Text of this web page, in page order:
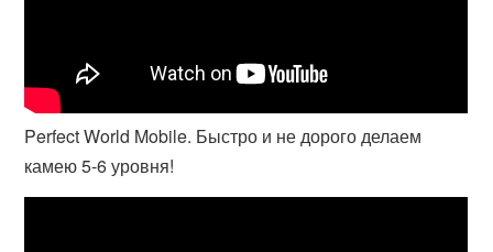
Perfect World Mobile. Быстро и не дорого делаем
камею 5-6 уровня!